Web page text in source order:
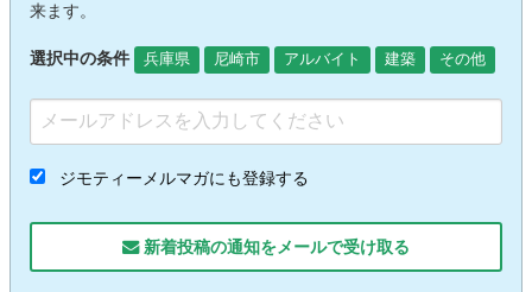
来ます。
選択中の条件 兵庫県 尼崎市 アルバイト 建築 その他
ジモティーメルマガにも登録する
新着投稿の通知をメールで受け取る